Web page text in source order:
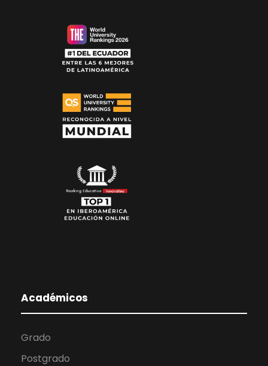
Académicos
Grado
Postgrado